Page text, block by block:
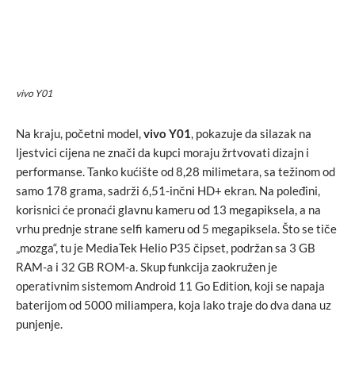
vivo Y01
Na kraju, početni model,vivo Y01, pokazuje da silazak na
ljestvici cijena ne znači da kupci moraju žrtvovati dizajn i
performanse. Tanko kućište od 8,28 milimetara, sa težinom od
samo 178 grama, sadrži 6,51-inčni HD+ ekran. Na poleđini,
korisnici će pronaći glavnu kameru od 13 megapiksela, a na
vrhu prednje strane selfi kameru od 5 megapiksela. Što se tiče
„mozga“, tu je MediaTek Helio P35 čipset, podržan sa 3 GB
RAM-a i 32 GB ROM-a. Skup funkcija zaokružen je
operativnim sistemom Android 11 Go Edition, koji se napaja
baterijom od 5000 miliampera, koja lako traje do dva dana uz
punjenje.